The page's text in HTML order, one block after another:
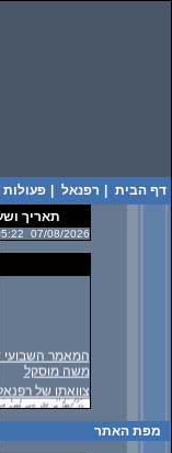
דף הבית רפנאל
תאריך
07/08/2026
המאמר השבועי
משה מוסקל
צוואתו של
מפת האתר